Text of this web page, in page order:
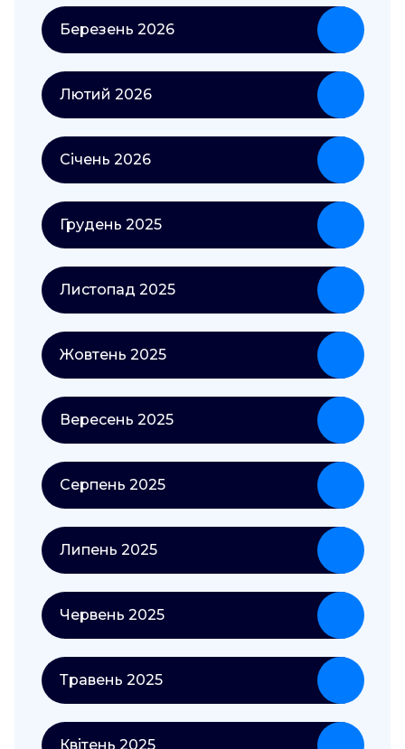
Березень 2026
Лютий 2026
Січень 2026
Грудень 2025
Листопад 2025
Жовтень 2025
Вересень 2025
Серпень 2025
Липень 2025
Червень 2025
Травень 2025
Квітень 2025